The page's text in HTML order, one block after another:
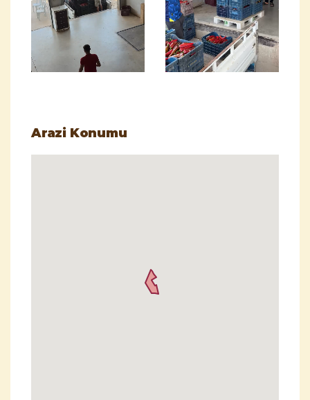
Arazi Konumu